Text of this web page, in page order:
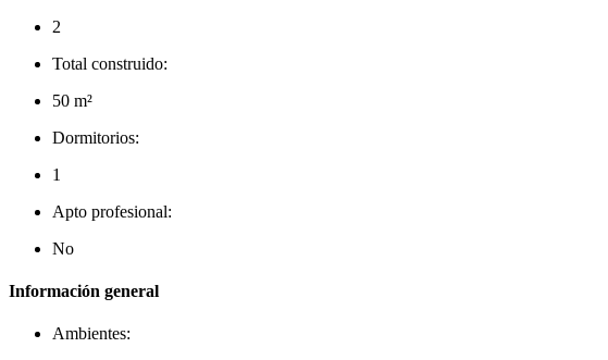
2
Total construido:
50 m²
Dormitorios:
1
Apto profesional:
No
Información general
Ambientes: